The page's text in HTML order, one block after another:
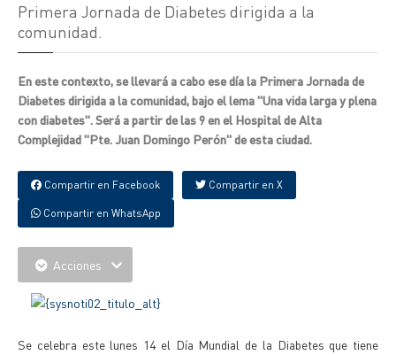
Primera Jornada de Diabetes dirigida a la
comunidad.
En este contexto, se llevará a cabo ese día la Primera Jornada de
Diabetes dirigida a la comunidad, bajo el lema "Una vida larga y plena
con diabetes". Será a partir de las 9 en el Hospital de Alta
Complejidad "Pte. Juan Domingo Perón" de esta ciudad.
Compartir en Facebook Compartir en X
Compartir en WhatsApp
Acciones
Se celebra este lunes 14 el Día Mundial de la Diabetes que tiene